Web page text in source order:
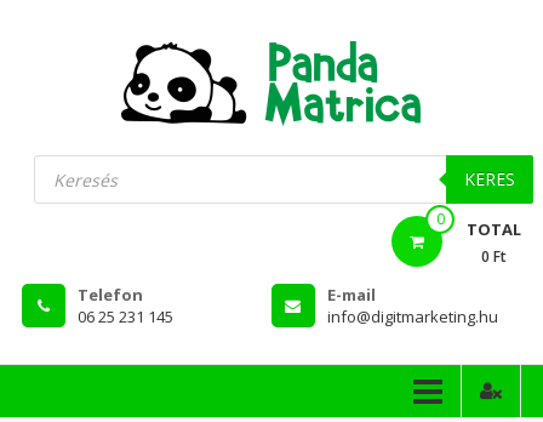
PandaMatrica
falmatrica
Products
search KERES
0 TOTAL
0 Ft
Telefon
06 25 231 145
E-mail
info@digitmarketing.hu